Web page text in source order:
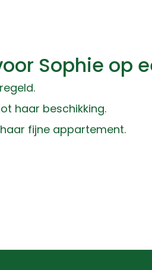
Sophie op
haar beschikking.
fijne appartement.